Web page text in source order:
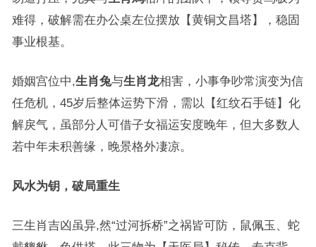
难得，破解需在办公桌左位摆放【黄铜文昌塔】，稳固
事业根基。
婚姻宫位中,生肖兔与生肖龙相害，小事争吵常演变为信
任危机，45岁后整体运势下滑，需以【红纹石手链】化
解戾气，虽部分人可借子女福运安度晚年，但大多数人
若中年未积善缘，晚景格外凄凉。
风水为钥，破局重生
三生肖吉凶虽异,然“过河拆桥”之祸皆可防，鼠佩玉、蛇